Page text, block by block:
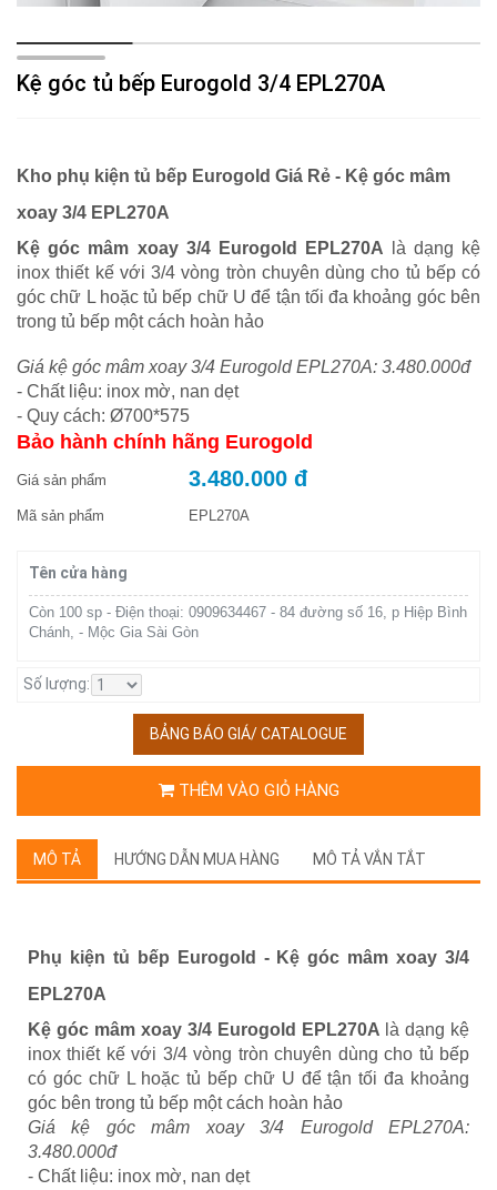
Kệ góc tủ bếp Eurogold 3/4 EPL270A
Kho phụ kiện tủ bếp Eurogold Giá Rẻ - Kệ góc mâm
xoay 3/4 EPL270A
Kệ góc mâm xoay 3/4 Eurogold EPL270A
là dạng kệ
inox thiết kế với 3/4 vòng tròn chuyên dùng cho tủ bếp có
góc chữ L hoặc tủ bếp chữ U để tận tối đa khoảng góc bên
trong tủ bếp một cách hoàn hảo
Giá kệ góc mâm xoay 3/4 Eurogold EPL270A: 3.480.000đ
- Chất liệu: inox mờ, nan dẹt
- Quy cách: Ø700*575
Bảo hành chính hãng Eurogold
Giá sản phẩm 3.480.000 đ
Mã sản phẩm EPL270A
Tên cửa hàng
Còn 100 sp - Điện thoại: 0909634467 - 84 đường số 16, p Hiệp Bình
Chánh, - Mộc Gia Sài Gòn
Số lượng:
BẢNG BÁO GIÁ/ CATALOGUE
THÊM VÀO GIỎ HÀNG
MÔ TẢ HƯỚNG DẪN MUA HÀNG MÔ TẢ VẮN TẮT
Phụ kiện tủ bếp Eurogold - Kệ góc mâm xoay 3/4
EPL270A
Kệ góc mâm xoay 3/4 Eurogold EPL270A là dạng kệ
inox thiết kế với 3/4 vòng tròn chuyên dùng cho tủ bếp
có góc chữ L hoặc tủ bếp chữ U để tận tối đa khoảng
góc bên trong tủ bếp một cách hoàn hảo
Giá kệ góc mâm xoay 3/4 Eurogold EPL270A:
3.480.000đ
- Chất liệu: inox mờ, nan dẹt